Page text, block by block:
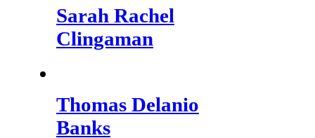
Sarah Rachel
Clingaman
Thomas Delanio
Banks